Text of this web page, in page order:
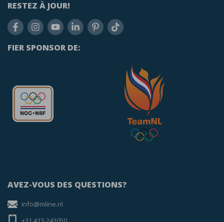
RESTEZ À JOUR!
FIER SPONSOR DE:
AVEZ-VOUS DES QUESTIONS?
info@mline.nl